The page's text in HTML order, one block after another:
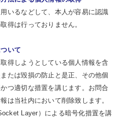
いるなどして、本人が容易に認識
得は行っておりません。
いて
得しようとしている個人情報を含
たは毀損の防止と是正、その他個
つ適切な措置を講じます。お問合
は当社内において削除致します。
Layer）による暗号化措置を講